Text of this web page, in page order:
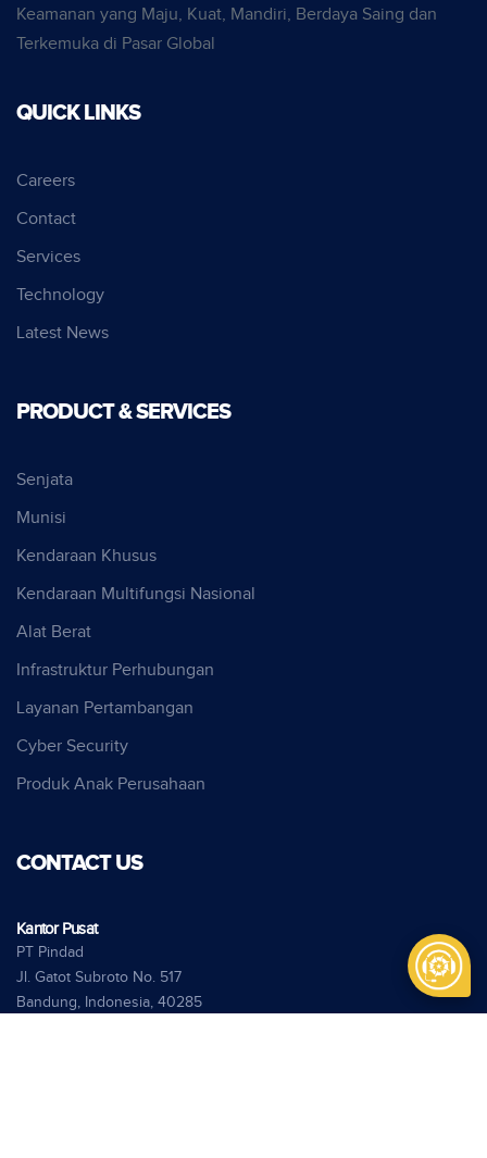
Keamanan yang Maju, Kuat, Mandiri, Berdaya Saing dan
Terkemuka di Pasar Global
QUICK LINKS
Careers
Contact
Services
Technology
Latest News
PRODUCT & SERVICES
Senjata
Munisi
Kendaraan Khusus
Kendaraan Multifungsi Nasional
Alat Berat
Infrastruktur Perhubungan
Layanan Pertambangan
Cyber Security
Produk Anak Perusahaan
CONTACT US
Kantor Pusat
PT Pindad
Jl. Gatot Subroto No. 517
Bandung, Indonesia, 40285